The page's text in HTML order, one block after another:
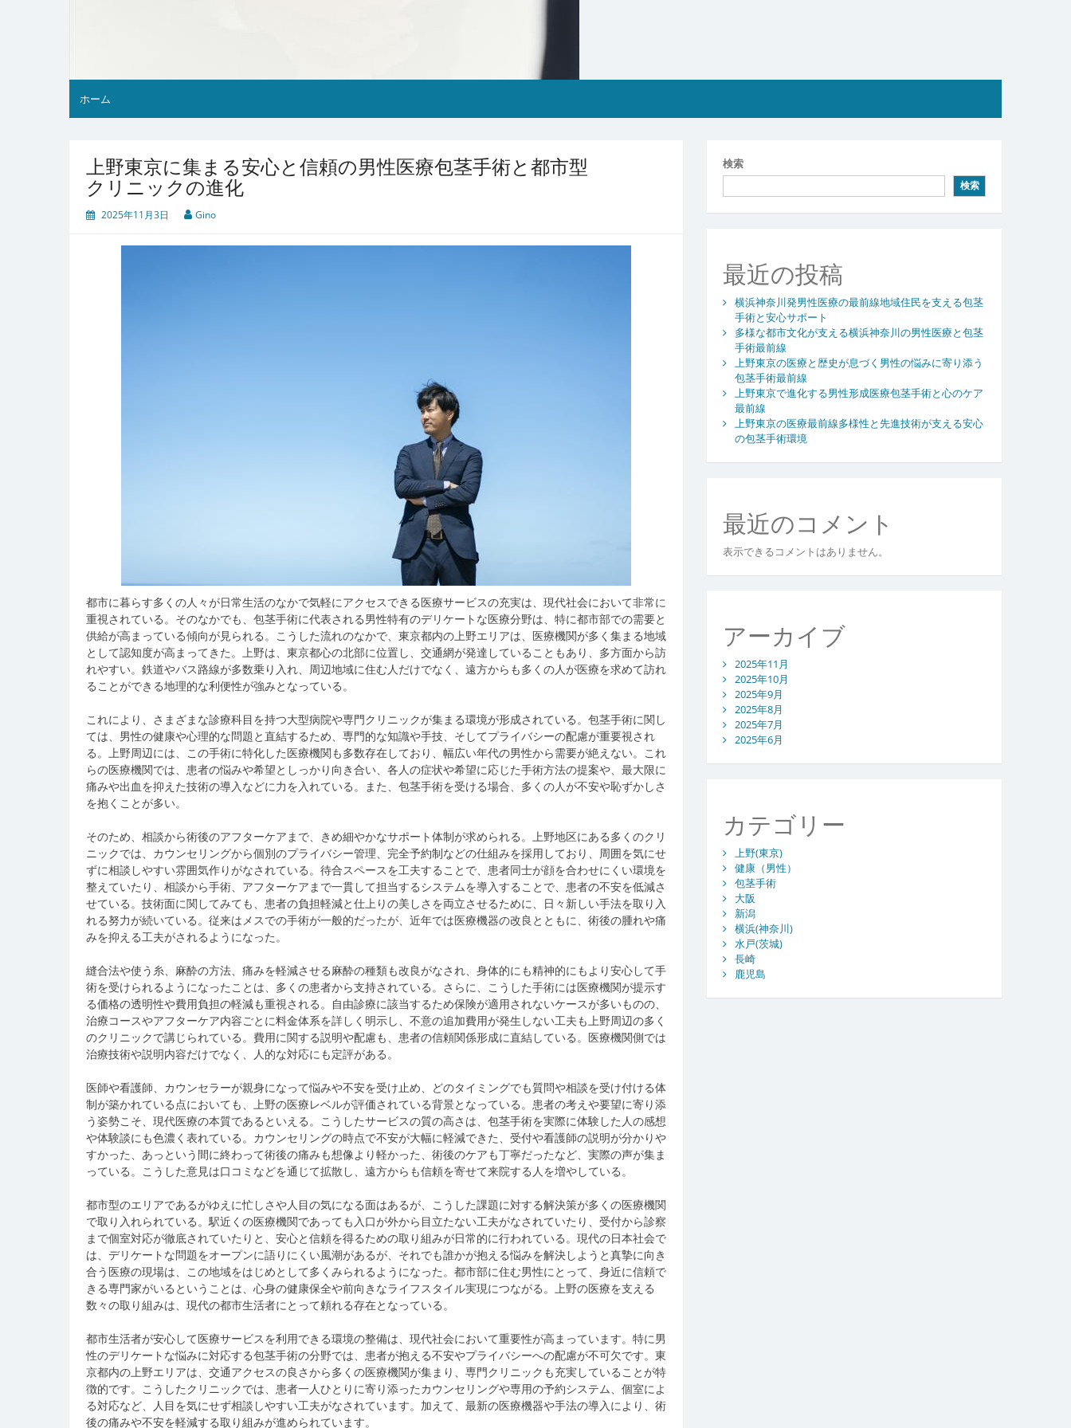
ホーム
上野東京に集まる安心と信頼の男性医療包茎手術と都市型
クリニックの進化
2025年11月3日 Gino
都市に暮らす多くの人々が日常生活のなかで気軽にアクセスできる医療サービスの充実は、現代社会において非常に
重視されている。 そのなかでも、包茎手術に代表される男性特有のデリケートな医療分野は、特に都市部での需要と
供給が高まっている傾向が見られる。こうした流れのなかで、東京都内の上野エリアは、医療機関が多く集まる地域
として認知度が高まってきた。上野は、東京都心の北部に位置し、交通網が発達していることもあり、多方面から訪
れやすい。鉄道やバス路線が多数乗り入れ、周辺地域に住む人だけでなく、遠方からも多くの人が医療を求めて訪れ
ることができる地理的な利便性が強みとなっている。
これにより、さまざまな診療科目を持つ大型病院や専門クリニックが集まる環境が形成されている。包茎手術に関し
ては、男性の健康や心理的な問題と直結するため、専門的な知識や手技、そしてプライバシーの配慮が重要視され
る。上野周辺には、この手術に特化した医療機関も多数存在しており、幅広い年代の男性から需要が絶えない。これ
らの医療機関では、患者の悩みや希望としっかり向き合い、各人の症状や希望に応じた手術方法の提案や、最大限に
痛みや出血を抑えた技術の導入などに力を入れている。また、包茎手術を受ける場合、多くの人が不安や恥ずかしさ
を抱くことが多い。
そのため、相談から術後のアフターケアまで、きめ細やかなサポート体制が求められる。上野地区にある多くのクリ
ニックでは、カウンセリングから個別のプライバシー管理、完全予約制などの仕組みを採用しており、周囲を気にせ
ずに相談しやすい雰囲気作りがなされている。待合スペースを工夫することで、患者同士が顔を合わせにくい環境を
整えていたり、相談から手術、アフターケアまで一貫して担当するシステムを導入することで、患者の不安を低減さ
せている。技術面に関してみても、患者の負担軽減と仕上りの美しさを両立させるために、日々新しい手法を取り入
れる努力が続いている。従来はメスでの手術が一般的だったが、近年では医療機器の改良とともに、術後の腫れや痛
みを抑える工夫がされるようになった。
縫合法や使う糸、麻酔の方法、痛みを軽減させる麻酔の種類も改良がなされ、身体的にも精神的にもより安心して手
術を受けられるようになったことは、多くの患者から支持されている。さらに、こうした手術には医療機関が提示す
る価格の透明性や費用負担の軽減も重視される。自由診療に該当するため保険が適用されないケースが多いものの、
治療コースやアフターケア内容ごとに料金体系を詳しく明示し、不意の追加費用が発生しない工夫も上野周辺の多く
のクリニックで講じられている。費用に関する説明や配慮も、患者の信頼関係形成に直結している。医療機関側では
治療技術や説明内容だけでなく、人的な対応にも定評がある。
医師や看護師、カウンセラーが親身になって悩みや不安を受け止め、どのタイミングでも質問や相談を受け付ける体
制が築かれている点においても、上野の医療レベルが評価されている背景となっている。患者の考えや要望に寄り添
う姿勢こそ、現代医療の本質であるといえる。こうしたサービスの質の高さは、包茎手術を実際に体験した人の感想
や体験談にも色濃く表れている。カウンセリングの時点で不安が大幅に軽減できた、受付や看護師の説明が分かりや
すかった、あっという間に終わって術後の痛みも想像より軽かった、術後のケアも丁寧だったなど、実際の声が集ま
っている。こうした意見は口コミなどを通じて拡散し、遠方からも信頼を寄せて来院する人を増やしている。
都市型のエリアであるがゆえに忙しさや人目の気になる面はあるが、こうした課題に対する解決策が多くの医療機関
で取り入れられている。駅近くの医療機関であっても入口が外から目立たない工夫がなされていたり、受付から診察
まで個室対応が徹底されていたりと、安心と信頼を得るための取り組みが日常的に行われている。現代の日本社会で
は、デリケートな問題をオープンに語りにくい風潮があるが、それでも誰かが抱える悩みを解決しようと真摯に向き
合う医療の現場は、この地域をはじめとして多くみられるようになった。都市部に住む男性にとって、身近に信頼で
きる専門家がいるということは、心身の健康保全や前向きなライフスタイル実現につながる。上野の医療を支える
数々の取り組みは、現代の都市生活者にとって頼れる存在となっている。
都市生活者が安心して医療サービスを利用できる環境の整備は、現代社会において重要性が高まっています。特に男
性のデリケートな悩みに対応する包茎手術の分野では、患者が抱える不安やプライバシーへの配慮が不可欠です。東
京都内の上野エリアは、交通アクセスの良さから多くの医療機関が集まり、専門クリニックも充実していることが特
徴的です。こうしたクリニックでは、患者一人ひとりに寄り添ったカウンセリングや専用の予約システム、個室によ
る対応など、人目を気にせず相談しやすい工夫がなされています。加えて、最新の医療機器や手法の導入により、術
後の痛みや不安を軽減する取り組みが進められています。
検索
検索
最近の投稿
横浜神奈川発男性医療の最前線地域住民を支える包茎
手術と安心サポート
多様な都市文化が支える横浜神奈川の男性医療と包茎
手術最前線
上野東京の医療と歴史が息づく男性の悩みに寄り添う
包茎手術最前線
上野東京で進化する男性形成医療包茎手術と心のケア
最前線
上野東京の医療最前線多様性と先進技術が支える安心
の包茎手術環境
最近のコメント
表示できるコメントはありません。
アーカイブ
2025年11月
2025年10月
2025年9月
2025年8月
2025年7月
2025年6月
カテゴリー
上野(東京)
健康（男性）
包茎手術
大阪
新潟
横浜(神奈川)
水戸(茨城)
長崎
鹿児島